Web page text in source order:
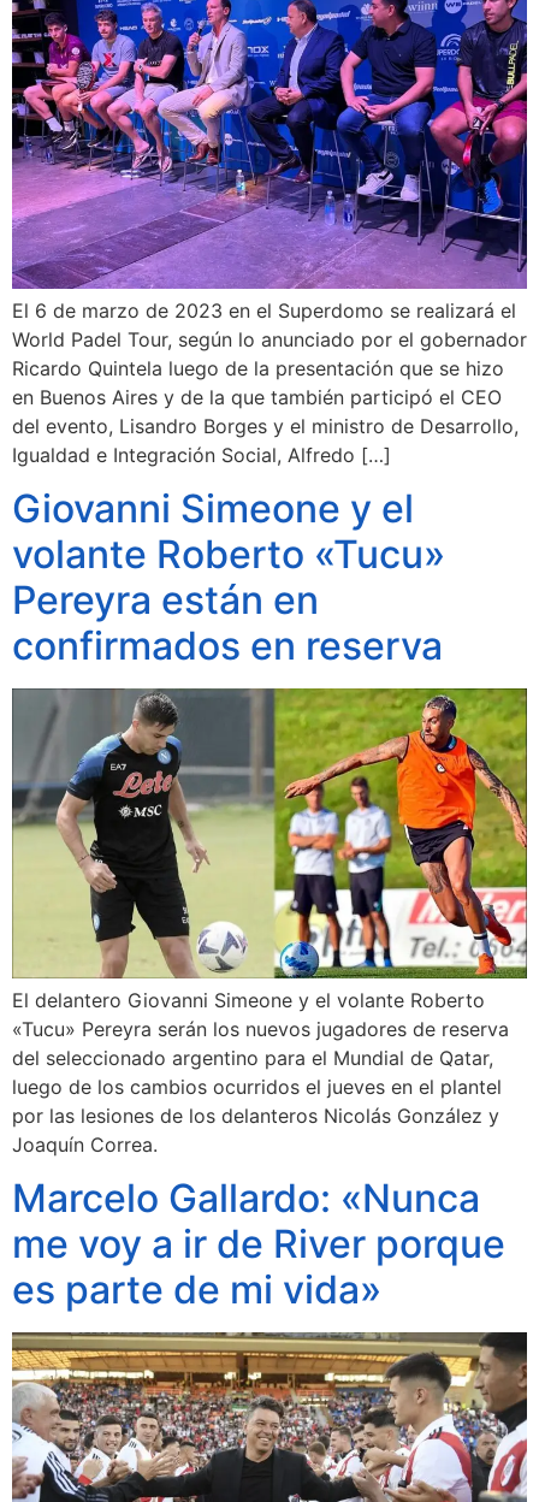
El 6 de marzo de 2023 en el Superdomo se realizará el
World Padel Tour, según lo anunciado por el gobernador
Ricardo Quintela luego de la presentación que se hizo
en Buenos Aires y de la que también participó el CEO
del evento, Lisandro Borges y el ministro de Desarrollo,
Igualdad e Integración Social, Alfredo […]
Giovanni Simeone y el
volante Roberto «Tucu»
Pereyra están en
confirmados en reserva
El delantero Giovanni Simeone y el volante Roberto
«Tucu» Pereyra serán los nuevos jugadores de reserva
del seleccionado argentino para el Mundial de Qatar,
luego de los cambios ocurridos el jueves en el plantel
por las lesiones de los delanteros Nicolás González y
Joaquín Correa.
Marcelo Gallardo: «Nunca
me voy a ir de River porque
es parte de mi vida»